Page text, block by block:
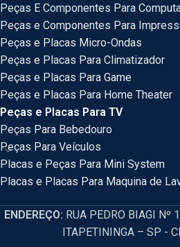
Peças E Componentes Para
Peças e Componentes Para
Peças e Placas Micro-Ondas
Peças e Placas Para Climatizador
Peças e Placas Para Game
Peças e Placas Para Home Theater
Peças e Placas Para TV
Peças Para Bebedouro
Peças Para Veículos
Placas e Peças Para Mini System
Placas e Placas Para Maquina de
ENDEREÇO: RUA PEDRO BIAGI Nº
ITAPETININGA – SP -